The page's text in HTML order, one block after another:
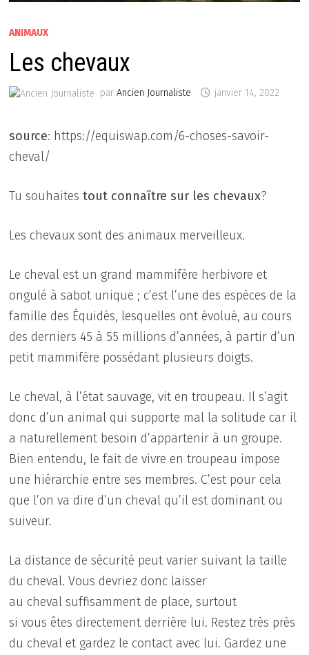
ANIMAUX
Les chevaux
parAncien Journaliste janvier 14, 2022
source: https://equiswap.com/6-choses-savoir-
cheval/
Tu souhaitestout connaître sur les chevaux?
Les chevaux sont des animaux merveilleux.
Le cheval est un grand mammifère herbivore et
ongulé à sabot unique ; c’est l’une des espèces de la
famille des Équidés, lesquelles ont évolué, au cours
des derniers 45 à 55 millions d’années, à partir d’un
petit mammifère possédant plusieurs doigts.
Le cheval, à l’état sauvage, vit en troupeau. Il s’agit
donc d’un animal qui supporte mal la solitude car il
a naturellement besoin d’appartenir à un groupe.
Bien entendu, le fait de vivre en troupeau impose
une hiérarchie entre ses membres. C’est pour cela
que l’on va dire d’un cheval qu’il est dominant ou
suiveur.
La distance de sécurité peut varier suivant la taille
du cheval. Vous devriez donc laisser
au cheval suffisamment de place, surtout
si vous êtes directement derrière lui. Restez très près
du cheval et gardez le contact avec lui. Gardez une